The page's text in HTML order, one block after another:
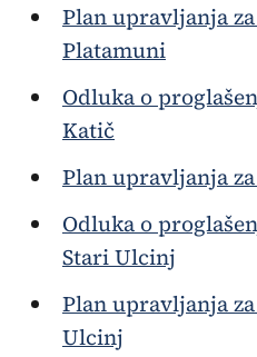
Plan upravljanja
Platamuni
Odluka o
Katič
Plan upravljanja
Odluka o
Stari Ulcinj
Plan upravljanja
Ulcinj